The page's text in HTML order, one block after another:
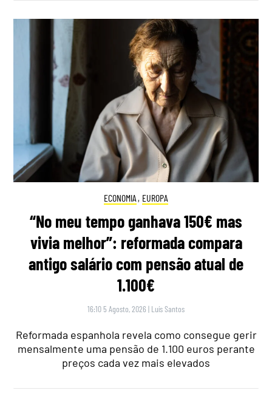
ECONOMIA , EUROPA
“No meu tempo ganhava 150€ mas
vivia melhor”: reformada compara
antigo salário com pensão atual de
1.100€
16:10 5 Agosto, 2026 | Luís Santos
Reformada espanhola revela como consegue gerir
mensalmente uma pensão de 1.100 euros perante
preços cada vez mais elevados